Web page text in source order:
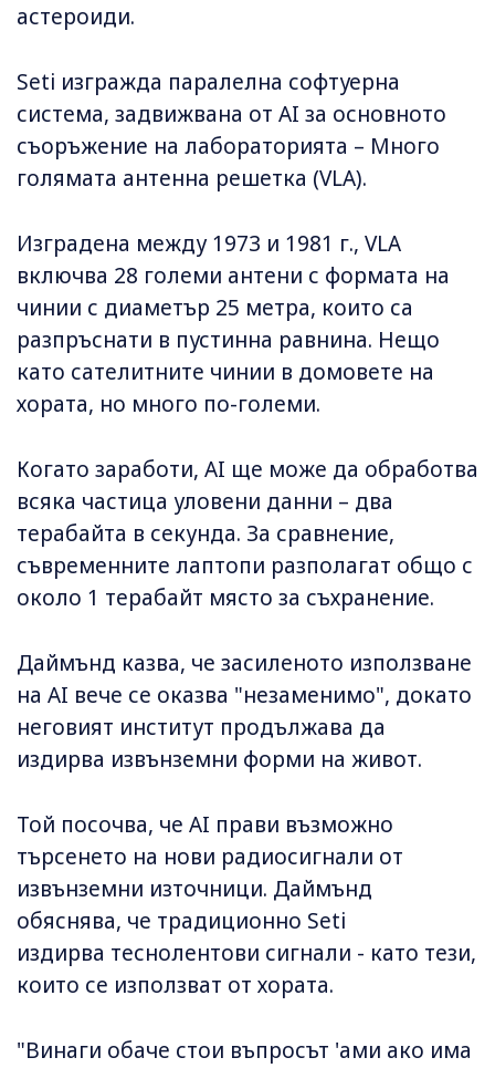
астероиди.
Seti изгражда паралелна софтуерна
система, задвижвана от AI за основното
съоръжение на лабораторията – Много
голямата антенна решетка (VLA).
Изградена между 1973 и 1981 г., VLA
включва 28 големи антени с формата на
чинии с диаметър 25 метра, които са
разпръснати в пустинна равнина. Нещо
като сателитните чинии в домовете на
хората, но много по-големи.
Когато заработи, AI ще може да обработва
всяка частица уловени данни – два
терабайта в секунда. За сравнение,
съвременните лаптопи разполагат общо с
около 1 терабайт място за съхранение.
Даймънд казва, че засиленото използване
на AI вече се оказва "незаменимо", докато
неговият институт продължава да
издирва извънземни форми на живот.
Той посочва, че AI прави възможно
търсенето на нови радиосигнали от
извънземни източници. Даймънд
обяснява, че традиционно Seti
издирва теснолентови сигнали - като тези,
които се използват от хората.
"Винаги обаче стои въпросът 'ами ако има